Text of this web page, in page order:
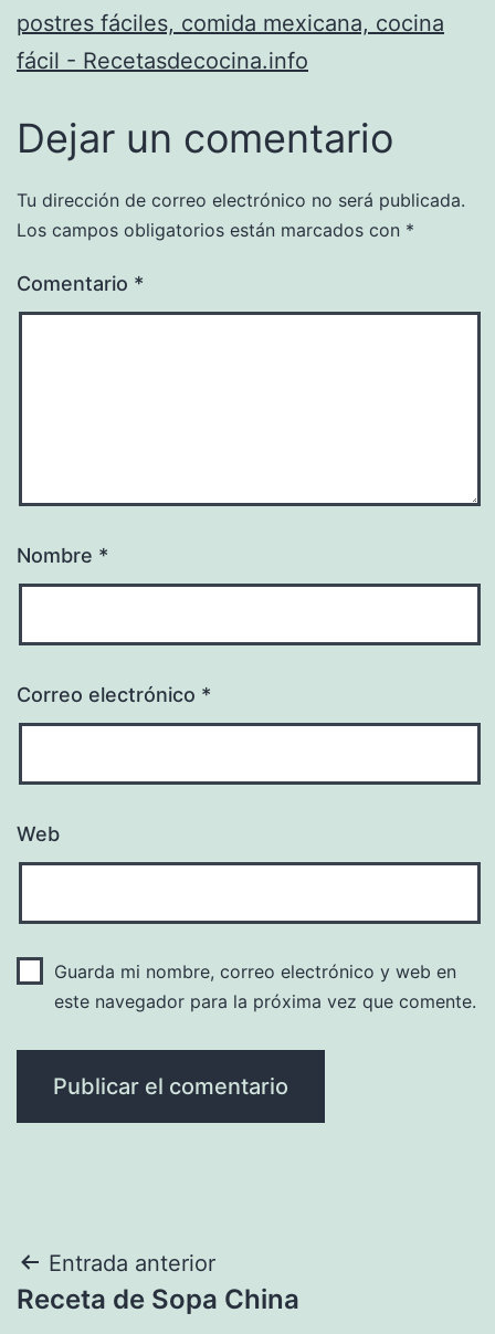
postres fáciles, comida mexicana, cocina
fácil - Recetasdecocina.info
Dejar un comentario
Tu dirección de correo electrónico no será publicada.
Los campos obligatorios están marcados con *
Comentario *
Nombre *
Correo electrónico *
Web
Guarda mi nombre, correo electrónico y web en
este navegador para la próxima vez que comente.
Navegación
de
Entrada anterior
Receta de Sopa China